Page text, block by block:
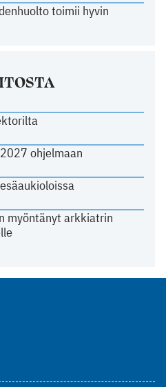
toimii hyvin
ohjelmaan
myöntänyt arkkiatrin